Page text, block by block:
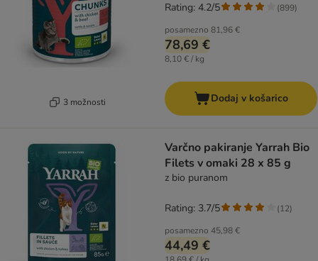
3 možnosti
posamezno 81,96 €
78,69 €
8,10 € / kg
Rating: 4.2/5 (899)
Dodaj v košarico
Varčno pakiranje Yarrah Bio
Filets v omaki 28 x 85 g
z bio puranom
posamezno 45,98 €
44,49 €
Rating: 3.7/5 (12)